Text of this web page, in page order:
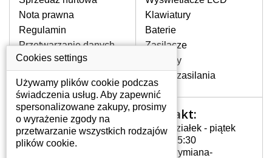
jasność ekranu.
NAJWYZSZEJ JAKOŚCI!
W naszym magazynie przez
cały okres gwarancji posiadamy
wyłącznie wysokiej jakości
oryginalne matryce klasy A+ bez
wadliwych pikseli.
JAK WYBRAĆ ODPOWIEDNI EKRAN
DO LAPTOPA SAMSUNG NP-R519-
Nota prawna
Regulamin
Przetwarzanie danych
osobowych
Gdzie nas znajdziesz
Klawiatury
Baterie
Zasilacze
Zawiasy
Złącza zasilania
Twoje konto
Twoje konto
Dane osobowe
Kontakt:
Poniedziałek - piątek
7:00 - 15:30
info@wymiana-
Cookies settings
Używamy plików cookie podczas
świadczenia usług. Aby zapewnić
spersonalizowane zakupy, prosimy
o wyrażenie zgody na
przetwarzanie wszystkich rodzajów
plików cookie.